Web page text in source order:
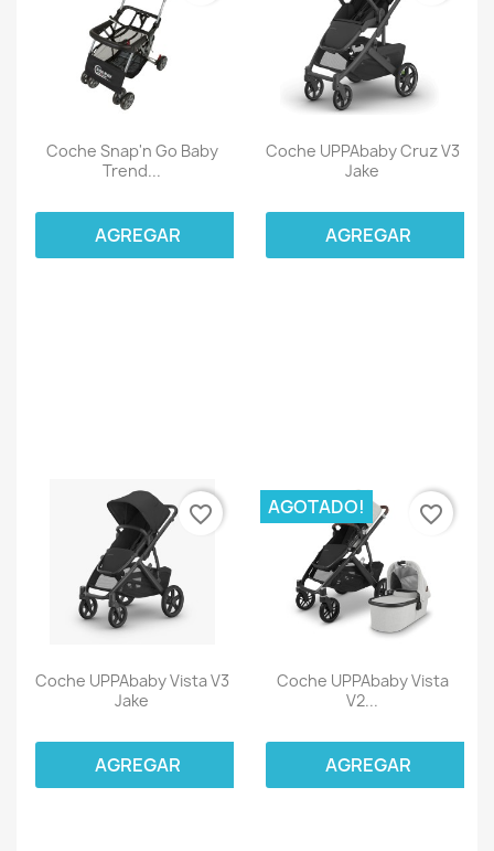
Coche Snap'n Go Baby
Trend...
AGREGAR
Coche UPPAbaby Cruz V3
Jake
AGREGAR
Coche UPPAbaby Vista V3
Jake
AGREGAR
favorite_border
Coche UPPAbaby Vista
V2...
AGOTADO!
AGREGAR
favorite_border